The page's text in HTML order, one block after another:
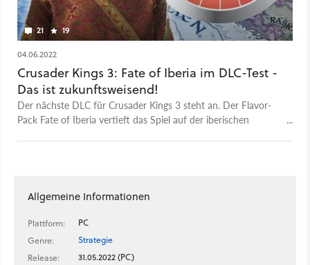
21 19
04.06.2022
Crusader Kings 3: Fate of Iberia im DLC-Test -
Das ist zukunftsweisend!
Der nächste DLC für Crusader Kings 3 steht an. Der Flavor-
Pack Fate of Iberia vertieft das Spiel auf der iberischen
Allgemeine Informationen
Plattform:
PC
Genre:
Strategie
Release:
31.05.2022 (PC)